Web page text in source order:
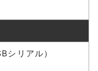
シリアル）